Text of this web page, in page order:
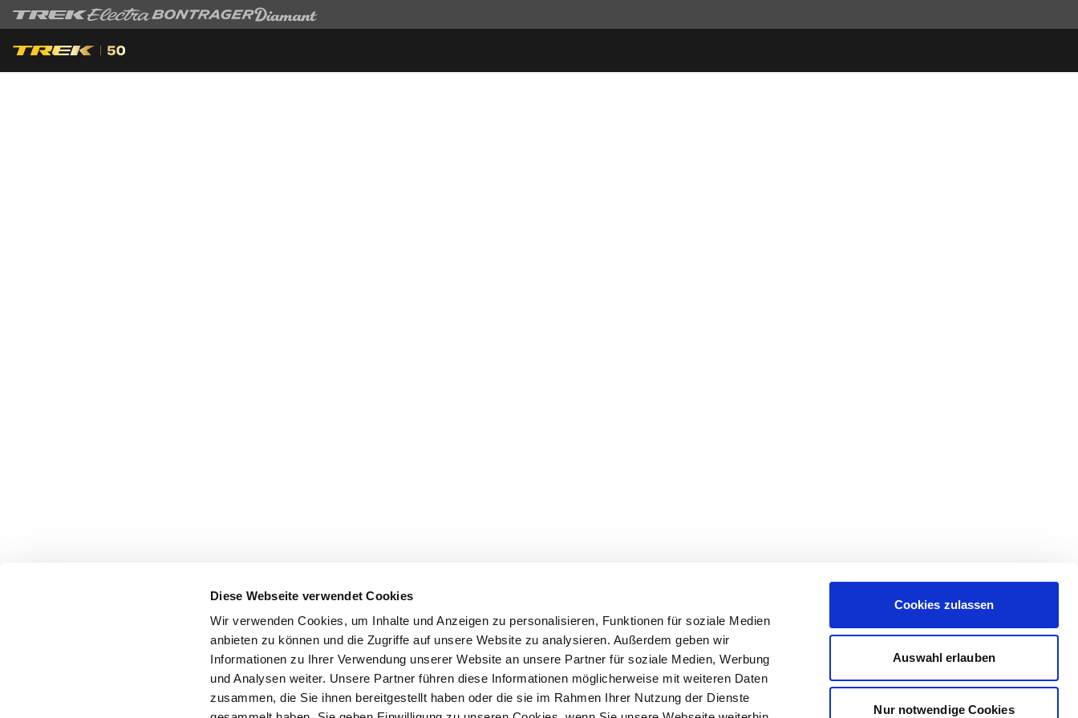
Diese Webseite verwendet Cookies
Wir verwenden Cookies, um Inhalte und Anzeigen zu personalisieren, Funktionen für soziale Medien
anbieten zu können und die Zugriffe auf unsere Website zu analysieren. Außerdem geben wir
Informationen zu Ihrer Verwendung unserer Website an unsere Partner für soziale Medien, Werbung
und Analysen weiter. Unsere Partner führen diese Informationen möglicherweise mit weiteren Daten
zusammen, die Sie ihnen bereitgestellt haben oder die sie im Rahmen Ihrer Nutzung der Dienste
Cookies zulassen
Auswahl erlauben
Nur notwendige Cookies